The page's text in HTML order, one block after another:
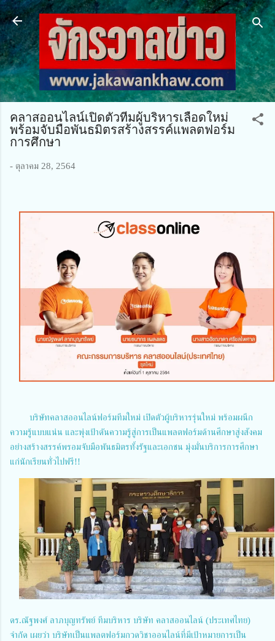
ข้ามไปที่เนื้อหาหลัก
คลาสออนไลน์เปิดตัวทีมผู้บริหารเลือดใหม่
พร้อมจับมือพันธมิตรสร้างสรรค์แพลตฟอร์ม
การศึกษา
- ตุลาคม 28, 2564
บริษัทคลาสออนไลน์ฟอร์มทีมใหม่ เปิดตัวผู้บริหารรุ่นใหม่ พร้อมผนึก
ความรู้แบบแน่น และพุ่งเป้าดันความรู้สู่การเป็นแพลตฟอร์มด้านศึกษาสู่งสังคม
อย่างสร้างสรรค์พรอมจับมือพันธมิตรทั้งรัฐและเอกชน มุ่งมั่นบริการการศึกษา
แก่นักเรียนทั่วไปฟรี!!
ดร.ณัฐพงศ์ ลาภบุญทรัพย์ ทีมบริหาร บริษัท คลาสออนไลน์ (ประเทศไทย)
จำกัด เผยว่า บริษัทเป็นแพลตฟอร์มกวดวิชาออนไลน์ที่มีเป้าหมายการเป็น